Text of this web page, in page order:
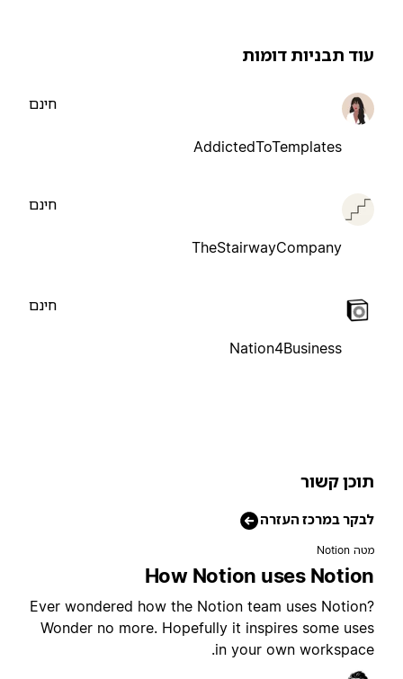
תבניות דומות
AddictedToTemplates
TheStairwayCompany
Nation4Business
קשור
במרכז העזרה
How Notion uses
Ever wondered how the Notion team uses
Wonder no more. Hopefully it inspires some
in your own